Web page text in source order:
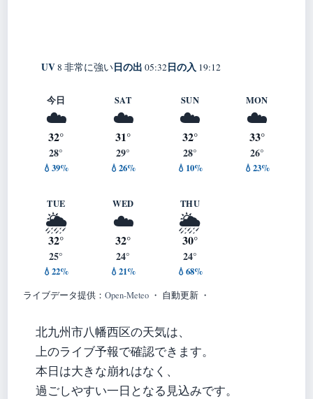
UV8 非常に強い日の出 05:32日の入 19:12
今日
☁️
32°
28°
💧39%
SAT
☁️
31°
29°
💧26%
SUN
☁️
32°
28°
💧10%
MON
☁️
33°
26°
💧23%
TUE
🌦️
32°
25°
💧22%
WED
☁️
32°
24°
💧21%
THU
🌦️
30°
24°
💧68%
ライブデータ提供： Open-Meteo ・ 自動更新 ・
北九州市八幡西区の天気は、
上のライブ予報で確認できます。
本日は大きな崩れはなく、
過ごしやすい一日となる見込みです。